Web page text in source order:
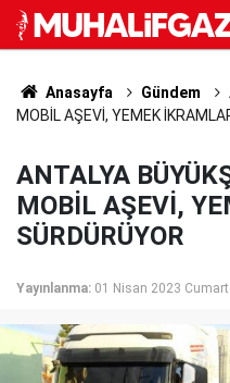
Anasayfa Gündem
MOBİL AŞEVİ, YEMEK
ANTALYA
MOBİL AŞEVİ,
SÜRDÜRÜYOR
Yayınlanma: 01 Nisan 2023